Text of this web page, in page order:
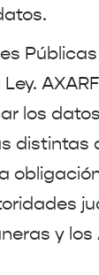
los
distintas
y los